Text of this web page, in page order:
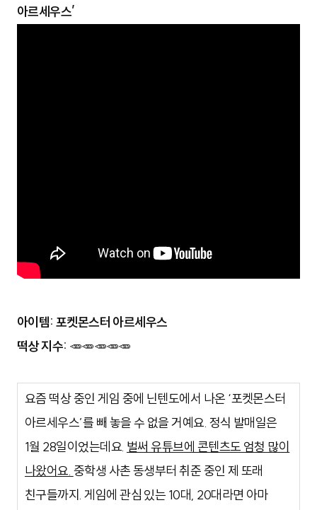
아르세우스’
아이템: 포켓몬스터 아르세우스
떡상 지수: 🥕🥕🥕🥕🥕
요즘 떡상 중인 게임 중에 닌텐도에서 나온 ‘포켓몬스터
아르세우스’를 빼 놓을 수 없을 거예요. 정식 발매일은
1월 28일이었는데요. 벌써 유튜브에 콘텐츠도 엄청 많이
나왔어요. 중학생 사촌 동생부터 취준 중인 제 또래
친구들까지. 게임에 관심 있는 10대, 20대라면 아마